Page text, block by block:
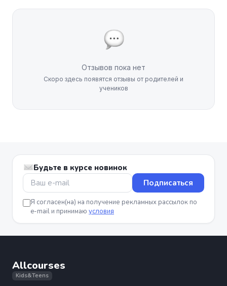
Отзывов пока нет
Скоро здесь появятся отзывы от родителей и
учеников
Будьте в курсе новинок
Подписаться
Я согласен(на) на получение рекламных рассылок по
e-mail и принимаю условия
Allcourses
Kids&Teens